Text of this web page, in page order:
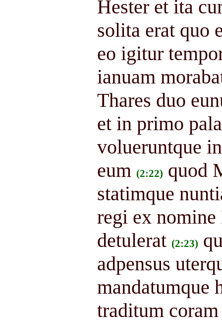
Hester et ita
solita erat quo
eo igitur
ianuam
Thares duo
et in primo
volueruntque
eum (2:22) quod
statimque
regi ex
detulerat (2:23)
adpensus
mandatumque
traditum coram